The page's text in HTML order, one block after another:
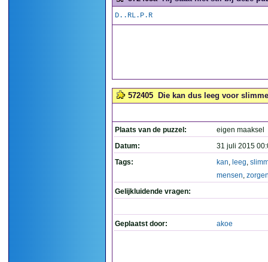
D..RL.P.R
572405 Die kan dus leeg voor
Plaats van de puzzel:
eigen maaksel
Datum:
31 juli 2015
Tags:
kan, leeg,
mensen,
Gelijkluidende vragen:
Geplaatst door: akoe